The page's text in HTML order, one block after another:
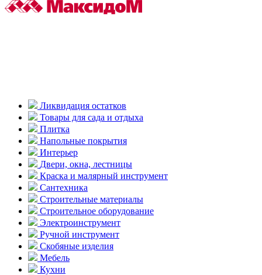
Ликвидация остатков
Товары для сада и отдыха
Плитка
Напольные покрытия
Интерьер
Двери, окна, лестницы
Краска и малярный инструмент
Сантехника
Строительные материалы
Строительное оборудование
Электроинструмент
Ручной инструмент
Скобяные изделия
Мебель
Кухни